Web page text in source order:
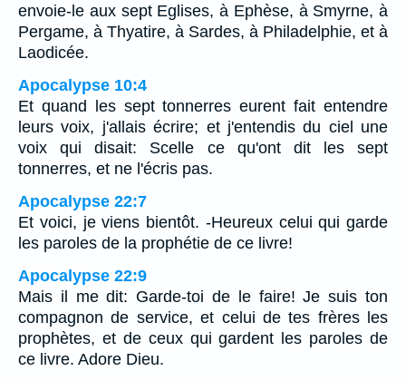
envoie-le aux sept Eglises, à Ephèse, à Smyrne, à
Pergame, à Thyatire, à Sardes, à Philadelphie, et à
Laodicée.
Apocalypse 10:4
Et quand les sept tonnerres eurent fait entendre
leurs voix, j'allais écrire; et j'entendis du ciel une
voix qui disait: Scelle ce qu'ont dit les sept
tonnerres, et ne l'écris pas.
Apocalypse 22:7
Et voici, je viens bientôt. -Heureux celui qui garde
les paroles de la prophétie de ce livre!
Apocalypse 22:9
Mais il me dit: Garde-toi de le faire! Je suis ton
compagnon de service, et celui de tes frères les
prophètes, et de ceux qui gardent les paroles de
ce livre. Adore Dieu.